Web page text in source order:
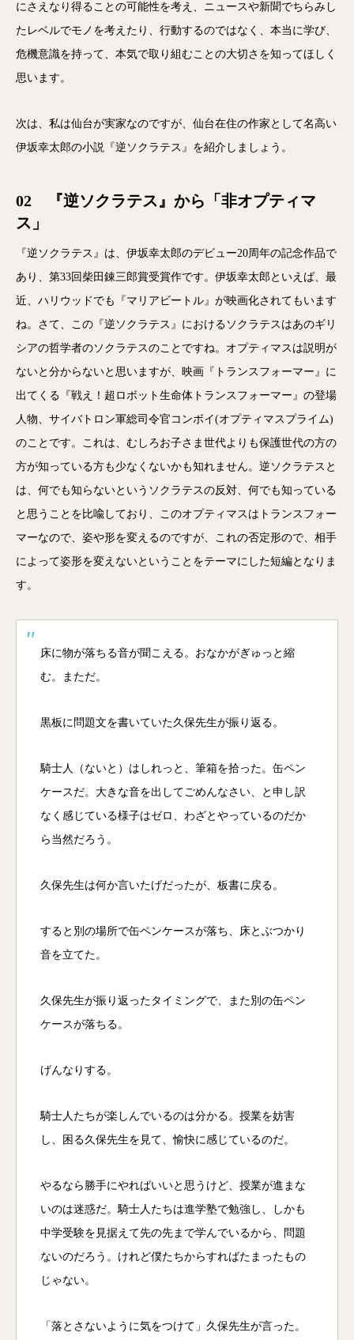
にさえなり得ることの可能性を考え、ニュースや新聞でちらみし
たレベルでモノを考えたり、行動するのではなく、本当に学び、
危機意識を持って、本気で取り組むことの大切さを知ってほしく
思います。
次は、私は仙台が実家なのですが、仙台在住の作家として名高い
伊坂幸太郎の小説『逆ソクラテス』を紹介しましょう。
02 『逆ソクラテス』から「非オプティマ
ス」
『逆ソクラテス』は、伊坂幸太郎のデビュー20周年の記念作品で
あり、第33回柴田錬三郎賞受賞作です。伊坂幸太郎といえば、最
近、ハリウッドでも『マリアビートル』が映画化されてもいます
ね。さて、この『逆ソクラテス』におけるソクラテスはあのギリ
シアの哲学者のソクラテスのことですね。オプティマスは説明が
ないと分からないと思いますが、映画『トランスフォーマー』に
出てくる『戦え！超ロボット生命体トランスフォーマー』の登場
人物、サイバトロン軍総司令官 コンボイ(オプティマスプライム)
のことです。これは、むしろお子さま世代よりも保護世代の方の
方が知っている方も少なくないかも知れません。逆ソクラテスと
は、何でも知らないというソクラテスの反対、何でも知っている
と思うことを比喩しており、このオプティマスはトランスフォー
マーなので、姿や形を変えるのですが、これの否定形ので、相手
によって姿形を変えないということをテーマにした短編となりま
す。
床に物が落ちる音が聞こえる。おなかがぎゅっと縮
む。まただ。
黒板に問題文を書いていた久保先生が振り返る。
騎士人（ないと）はしれっと、筆箱を拾った。缶ペン
ケースだ。大きな音を出してごめんなさい、と申し訳
なく感じている様子はゼロ、わざとやっているのだか
ら当然だろう。
久保先生は何か言いたげだったが、板書に戻る。
すると別の場所で缶ペンケースが落ち、床とぶつかり
音を立てた。
久保先生が振り返ったタイミングで、また別の缶ペン
ケースが落ちる。
げんなりする。
騎士人たちが楽しんでいるのは分かる。授業を妨害
し、困る久保先生を見て、愉快に感じているのだ。
やるなら勝手にやればいいと思うけど、授業が進まな
いのは迷惑だ。騎士人たちは進学塾で勉強し、しかも
中学受験を見据えて先の先まで学んでいるから、問題
ないのだろう。けれど僕たちからすればたまったもの
じゃない。
「落とさないように気をつけて」久保先生が言った。